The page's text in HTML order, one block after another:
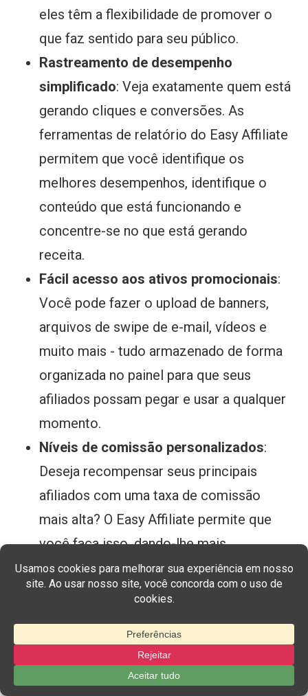
eles têm a flexibilidade de promover o
que faz sentido para seu público.
Rastreamento de desempenho
simplificado: Veja exatamente quem está
gerando cliques e conversões. As
ferramentas de relatório do Easy Affiliate
permitem que você identifique os
melhores desempenhos, identifique o
conteúdo que está funcionando e
concentre-se no que está gerando
receita.
Fácil acesso aos ativos promocionais:
Você pode fazer o upload de banners,
arquivos de swipe de e-mail, vídeos e
muito mais - tudo armazenado de forma
organizada no painel para que seus
afiliados possam pegar e usar a qualquer
momento.
Níveis de comissão personalizados:
Deseja recompensar seus principais
afiliados com uma taxa de comissão
mais alta? O Easy Affiliate permite que
você faça isso, dando-lhe mais
flexibilidade para motivar e manter seus
melhores promotores
guias de integração, seções de perguntas
frequentes ou até mesmo um formulário
rápido para perguntas, diretamente no